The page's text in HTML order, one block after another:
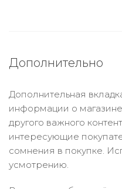
Дополнительно
Дополнительная
информации о
другого важного
интересующие
сомнения в покупке.
усмотрению.